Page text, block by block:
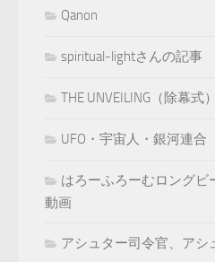
Qanon
spiritual-lightさんの記事
THE UNVEILING（除幕式）
UFO・宇宙人・銀河連合
はろーふろーむロングビ
動画
アシュター司令官、アシ